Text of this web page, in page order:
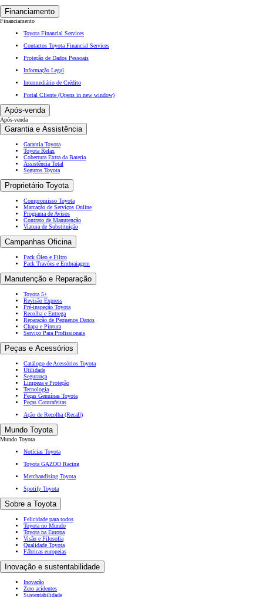
Financiamento
Financiamento
Toyota Financial Services
Contactos Toyota Financial Services
Proteção de Dados Pessoais
Informação Legal
Intermediário de Crédito
Portal Cliente (Opens in new window)
Após-venda
Após-venda
Garantia e Assistência
Garantia Toyota
Toyota Relax
Cobertura Extra da Bateria
Assistência Total
Seguros Toyota
Proprietário Toyota
Compromisso Toyota
Marcação de Serviços Online
Programa de Avisos
Contrato de Manutenção
Viatura de Substituição
Campanhas Oficina
Pack Óleo e Filtro
Pack Travões e Embraiagem
Manutenção e Reparação
Toyota 5+
Revisão Express
Pré-inspeção Toyota
Recolha e Entrega
Reparação de Pequenos Danos
Chapa e Pintura
Serviço Para Profissionais
Peças e Acessórios
Catálogo de Acessórios Toyota
Utilidade
Segurança
Limpeza e Proteção
Tecnologia
Peças Genuínas Toyota
Peças Contrafeitas
Ação de Recolha (Recall)
Mundo Toyota
Mundo Toyota
Notícias Toyota
Toyota GAZOO Racing
Merchandising Toyota
Spotify Toyota
Sobre a Toyota
Felicidade para todos
Toyota no Mundo
Toyota na Europa
Visão e Filosofia
Qualidade Toyota
Fábricas europeias
Inovação e sustentabilidade
Inovação
Zero acidentes
Sustentabilidade